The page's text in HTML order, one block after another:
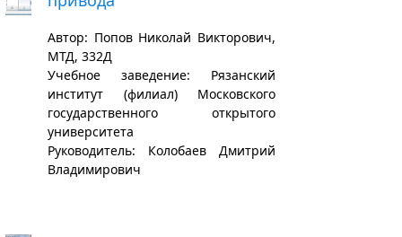
Автор: Попов Николай Викторович,
МТД, 332Д
Учебное заведение: Рязанский
институт (филиал) Московского
государственного открытого
университета
Руководитель: Колобаев Дмитрий
Владимирович